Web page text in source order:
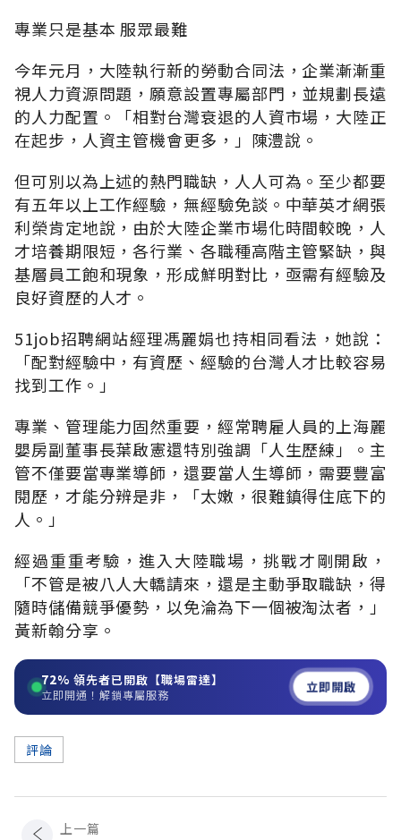
專業只是基本 服眾最難
今年元月，大陸執行新的勞動合同法，企業漸漸重
視人力資源問題，願意設置專屬部門，並規劃長遠
的人力配置。「相對台灣衰退的人資市場，大陸正
在起步，人資主管機會更多，」陳澧說。
但可別以為上述的熱門職缺，人人可為。至少都要
有五年以上工作經驗，無經驗免談。中華英才網張
利榮肯定地說，由於大陸企業市場化時間較晚，人
才培養期限短，各行業、各職種高階主管緊缺，與
基層員工飽和現象，形成鮮明對比，亟需有經驗及
良好資歷的人才。
51job招聘網站經理馮麗娟也持相同看法，她說：
「配對經驗中，有資歷、經驗的台灣人才比較容易
找到工作。」
專業、管理能力固然重要，經常聘雇人員的上海麗
嬰房副董事長葉啟憲還特別強調「人生歷練」。主
管不僅要當專業導師，還要當人生導師，需要豐富
閱歷，才能分辨是非，「太嫩，很難鎮得住底下的
人。」
經過重重考驗，進入大陸職場，挑戰才剛開啟，
「不管是被八人大轎請來，還是主動爭取職缺，得
隨時儲備競爭優勢，以免淪為下一個被淘汰者，」
黃新翰分享。
72% 領先者已開啟【職場雷達】
立即開通！解鎖專屬服務 立即開啟
評論
上一篇